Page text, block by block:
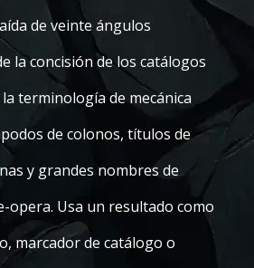
de veinte ángulos
la concisión de los catálogos
terminología de mecánica
de colonos, títulos de
y grandes nombres de
opera. Usa un resultado como
marcador de catálogo o